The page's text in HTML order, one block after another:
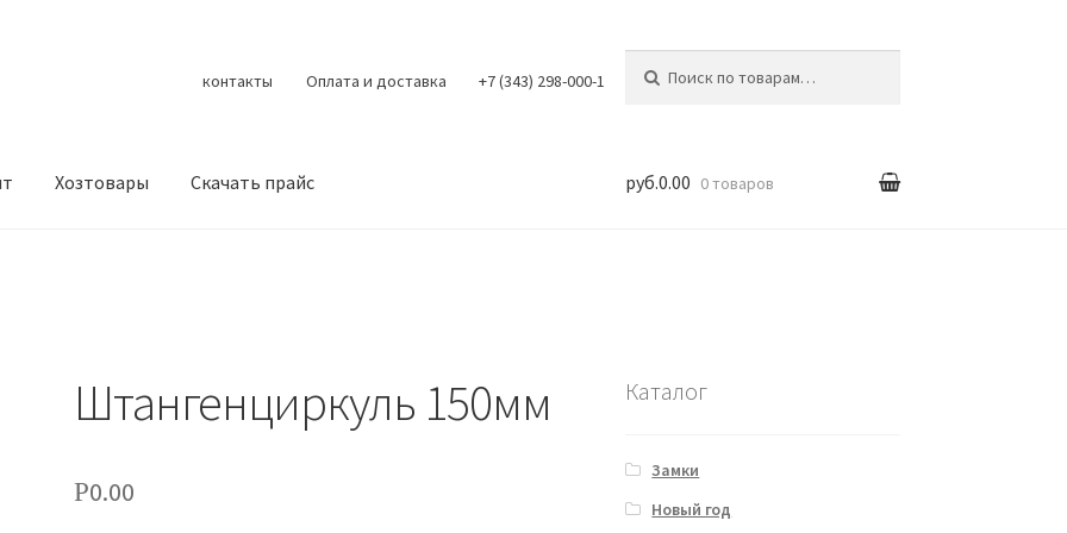
контакты Оплата и доставка +7 (343) 298-000-1
Хозтовары Скачать прайс руб.0.00 0 товаров
Штангенциркуль 150мм
Р0.00
Каталог
Замки
Новый год